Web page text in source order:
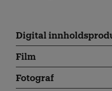
Digital
Film
Fotograf